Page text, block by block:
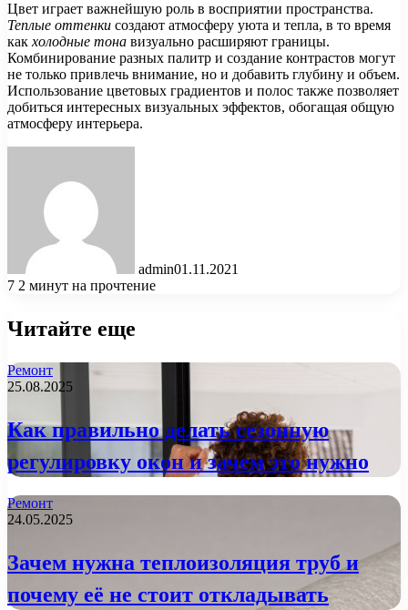
Цвет играет важнейшую роль в восприятии пространства.
Теплые оттенки создают атмосферу уюта и тепла, в то время
как холодные тона визуально расширяют границы.
Комбинирование разных палитр и создание контрастов могут
не только привлечь внимание, но и добавить глубину и объем.
Использование цветовых градиентов и полос также позволяет
добиться интересных визуальных эффектов, обогащая общую
атмосферу интерьера.
admin01.11.2021
7 2 минут на прочтение
Читайте еще
Ремонт
25.08.2025
Как правильно делать сезонную
регулировку окон и зачем это нужно
Ремонт
24.05.2025
Зачем нужна теплоизоляция труб и
почему её не стоит откладывать